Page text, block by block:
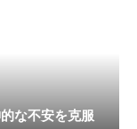
な不安を克服